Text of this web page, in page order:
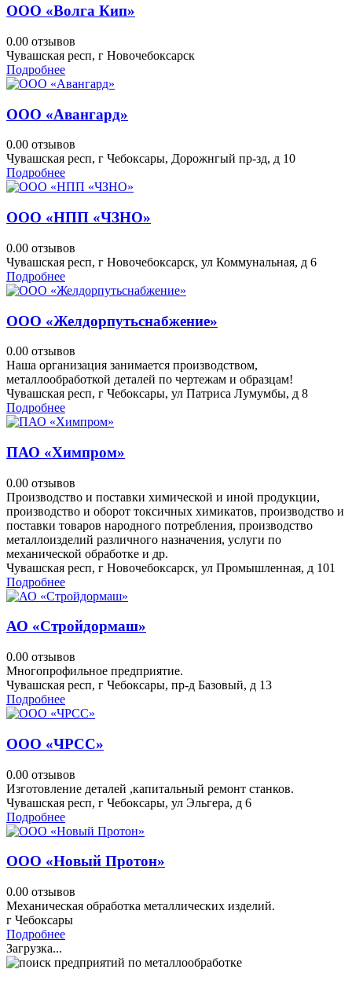
ООО «Волга Кип»
0.00 отзывов
Чувашская респ, г Новочебоксарск
Подробнее
ООО «Авангард»
0.00 отзывов
Чувашская респ, г Чебоксары, Дорожнгый пр-зд, д 10
Подробнее
ООО «НПП «ЧЗНО»
0.00 отзывов
Чувашская респ, г Новочебоксарск, ул Коммунальная, д 6
Подробнее
ООО «Желдорпутьснабжение»
0.00 отзывов
Наша организация занимается производством,
металлообработкой деталей по чертежам и образцам!
Чувашская респ, г Чебоксары, ул Патриса Лумумбы, д 8
Подробнее
ПАО «Химпром»
0.00 отзывов
Производство и поставки химической и иной продукции,
производство и оборот токсичных химикатов, производство и
поставки товаров народного потребления, производство
металлоизделий различного назначения, услуги по
механической обработке и др.
Чувашская респ, г Новочебоксарск, ул Промышленная, д 101
Подробнее
АО «Стройдормаш»
0.00 отзывов
Многопрофильное предприятие.
Чувашская респ, г Чебоксары, пр-д Базовый, д 13
Подробнее
ООО «ЧРСС»
0.00 отзывов
Изготовление деталей ,капитальный ремонт станков.
Чувашская респ, г Чебоксары, ул Эльгера, д 6
Подробнее
ООО «Новый Протон»
0.00 отзывов
Механическая обработка металлических изделий.
г Чебоксары
Подробнее
Загрузка...